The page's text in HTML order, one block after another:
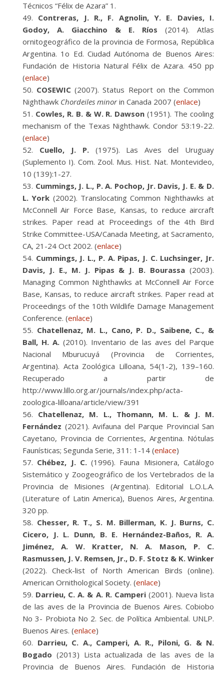
Técnicos “Félix de Azara” 1.
Contreras, J. R., F. Agnolin, Y. E. Davies, I.
Godoy, A. Giacchino & E. Ríos (2014). Atlas
ornitogeográfico de la provincia de Formosa, República
Argentina. 1o Ed. Ciudad Autónoma de Buenos Aires:
Fundación de Historia Natural Félix de Azara. 450 pp
(enlace)
COSEWIC (2007). Status Report on the Common
Nighthawk Chordeiles minorin Canada 2007 (enlace)
Cowles, R. B. & W. R. Dawson (1951). The cooling
mechanism of the Texas Nighthawk. Condor 53:19-22.
(enlace)
Cuello, J. P.(1975). Las Aves del Uruguay
(Suplemento I). Com. Zool. Mus. Hist. Nat. Montevideo,
10 (139):1-27.
Cummings, J. L., P. A. Pochop, Jr. Davis, J. E. & D.
L. York (2002). Translocating Common Nighthawks at
McConnell Air Force Base, Kansas, to reduce aircraft
strikes. Paper read at Proceedings of the 4th Bird
Strike Committee-USA/Canada Meeting, at Sacramento,
CA, 21-24 Oct 2002. (enlace)
Cummings, J. L., P. A. Pipas, J. C. Luchsinger, Jr.
Davis, J. E., M. J. Pipas & J. B. Bourassa (2003).
Managing Common Nighthawks at McConnell Air Force
Base, Kansas, to reduce aircraft strikes. Paper read at
Proceedings of the 10th Wildlife Damage Management
Conference. (enlace)
Chatellenaz, M. L., Cano, P. D., Saibene, C., &
Ball, H. A. (2010). Inventario de las aves del Parque
Nacional Mburucuyá (Provincia de Corrientes,
Argentina). Acta Zoológica Lilloana, 54(1-2), 139–160.
Recuperado a partir de
http://www.lillo.org.ar/journals/index.php/acta-
zoologica-lilloana/article/view/391
Chatellenaz, M. L., Thomann, M. L. & J. M.
Fernández (2021). Avifauna del Parque Provincial San
Cayetano, Provincia de Corrientes, Argentina. Nótulas
Faunísticas; Segunda Serie, 311: 1-14 (enlace)
Chébez, J. C.(1996). Fauna Misionera, Catálogo
Sistemático y Zoogeográfico de los Vertebrados de la
Provincia de Misiones (Argentina). Editorial L.O.L.A.
(Literature of Latin America), Buenos Aires, Argentina.
320 pp.
Chesser, R. T., S. M. Billerman, K. J. Burns, C.
Cicero, J. L. Dunn, B. E. Hernández-Baños, R. A.
Jiménez, A. W. Kratter, N. A. Mason, P. C.
Rasmussen, J. V. Remsen, Jr., D. F. Stotz & K. Winker
(2022). Check-list of North American Birds (online).
American Ornithological Society. (enlace)
Darrieu, C. A. & A. R. Camperi(2001). Nueva lista
de las aves de la Provincia de Buenos Aires. Cobiobo
No 3- Probiota No 2. Sec. de Política Ambiental. UNLP.
Buenos Aires. (enlace)
Darrieu, C. A., Camperi, A. R., Piloni, G. & N.
Bogado (2013) Lista actualizada de las aves de la
Provincia de Buenos Aires. Fundación de Historia